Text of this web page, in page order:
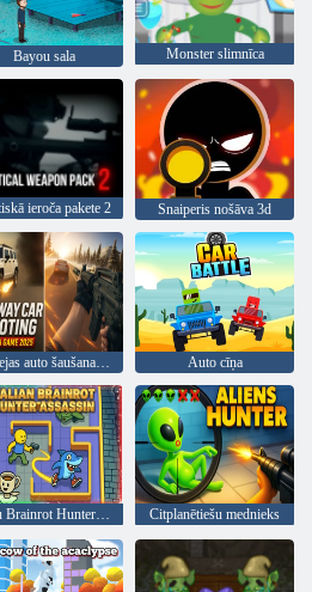
Bayou sala Monster slimnīca
ieroča pakete 2 Snaiperis nošāva 3d
Šosejas auto šaušanas 3D darbības spēle 2025 Auto cīņa
Itāļu Brainrot Hunter Assassin Citplanētiešu mednieks